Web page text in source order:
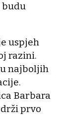
budu
uspjeh
razini.
najboljih
Barbara
prvo